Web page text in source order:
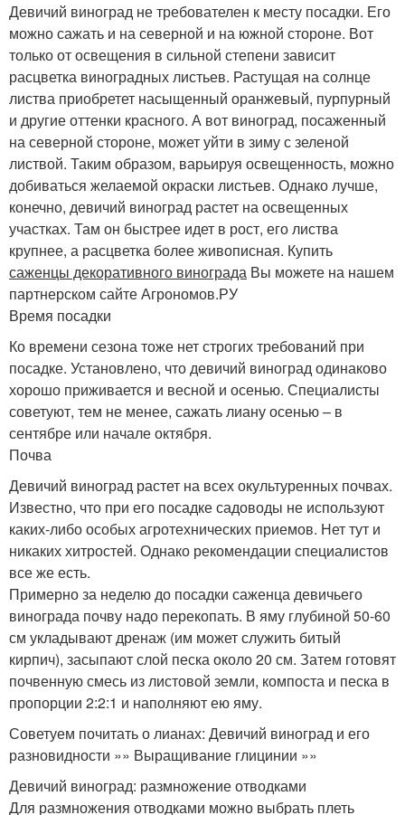
Девичий виноград не требователен к месту посадки. Его
можно сажать и на северной и на южной стороне. Вот
только от освещения в сильной степени зависит
расцветка виноградных листьев. Растущая на солнце
листва приобретет насыщенный оранжевый, пурпурный
и другие оттенки красного. А вот виноград, посаженный
на северной стороне, может уйти в зиму с зеленой
листвой. Таким образом, варьируя освещенность, можно
добиваться желаемой окраски листьев. Однако лучше,
конечно, девичий виноград растет на освещенных
участках. Там он быстрее идет в рост, его листва
крупнее, а расцветка более живописная. Купить
саженцы декоративного винограда Вы можете на нашем
партнерском сайте Агрономов.РУ
Время посадки
Ко времени сезона тоже нет строгих требований при
посадке. Установлено, что девичий виноград одинаково
хорошо приживается и весной и осенью. Специалисты
советуют, тем не менее, сажать лиану осенью – в
сентябре или начале октября.
Почва
Девичий виноград растет на всех окультуренных почвах.
Известно, что при его посадке садоводы не используют
каких-либо особых агротехнических приемов. Нет тут и
никаких хитростей. Однако рекомендации специалистов
все же есть.
Примерно за неделю до посадки саженца девичьего
винограда почву надо перекопать. В яму глубиной 50-60
см укладывают дренаж (им может служить битый
кирпич), засыпают слой песка около 20 см. Затем готовят
почвенную смесь из листовой земли, компоста и песка в
пропорции 2:2:1 и наполняют ею яму.
Советуем почитать о лианах: Девичий виноград и его
разновидности »» Выращивание глицинии »»
Девичий виноград: размножение отводками
Для размножения отводками можно выбрать плеть